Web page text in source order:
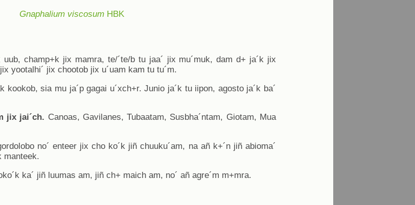
Gnaphalium viscosumHBK
uub, champ+k jix mamra, te/´te/b tu jaa´ jix mu´muk, dam d+ ja´k jix
yootalhi´ jix chootob jix u´uam kam tu tu´m.
kookob, sia mu ja´p gagai u´xch+r. Junio ja´k tu iipon, agosto ja´k ba´
jix jai´ch. Canoas, Gavilanes, Tubaatam, Susbha´ntam, Giotam, Mua
no´ enteer jix cho ko´k jiñ chuuku´am, na añ k+´n jiñ abioma´
manteek.
ka´ jiñ luumas am, jiñ ch+ maich am, no´ añ agre´m m+mra.